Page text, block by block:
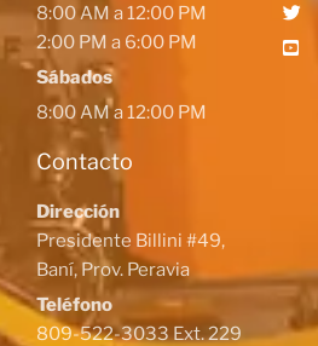
8:00 AM a 12:00 PM
2:00 PM a 6:00 PM
Sábados
8:00 AM a 12:00 PM
Contacto
Dirección
Presidente Billini #49,
Baní, Prov. Peravia
Teléfono
809-522-3033 Ext. 229